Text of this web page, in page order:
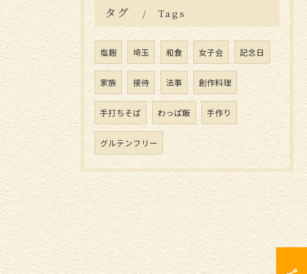
タグ Tags
塩麹 埼玉 和食 女子会 記念日
家族 接待 法事 創作料理
手打ちそば わっぱ飯 手作り
グルテンフリー